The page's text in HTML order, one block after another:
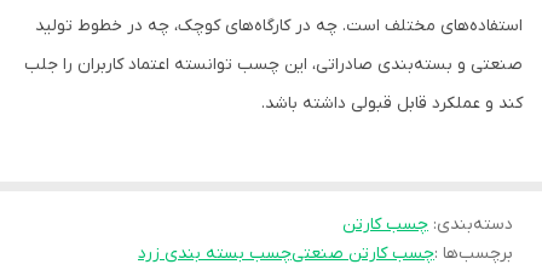
استفاده‌های مختلف است. چه در کارگاه‌های کوچک، چه در خطوط تولید
صنعتی و بسته‌بندی صادراتی، این چسب توانسته اعتماد کاربران را جلب
کند و عملکرد قابل قبولی داشته باشد.
دسته‌بندی: چسب کارتن
برچسب‌ها :چسب کارتن صنعتیچسب بسته بندی زرد